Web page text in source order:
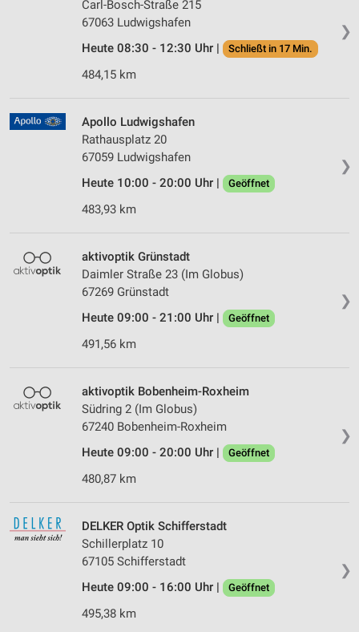
❯
Carl-Bosch-Straße 215
67063 Ludwigshafen
Heute 08:30 - 12:30 Uhr |
Schließt in 17 Min.
484,15 km
❯
Apollo Ludwigshafen
Rathausplatz 20
67059 Ludwigshafen
Heute 10:00 - 20:00 Uhr |
Geöffnet
483,93 km
❯
aktivoptik Grünstadt
Daimler Straße 23 (Im Globus)
67269 Grünstadt
Heute 09:00 - 21:00 Uhr |
Geöffnet
491,56 km
❯
aktivoptik Bobenheim-Roxheim
Südring 2 (Im Globus)
67240 Bobenheim-Roxheim
Heute 09:00 - 20:00 Uhr |
Geöffnet
480,87 km
❯
DELKER Optik Schifferstadt
Schillerplatz 10
67105 Schifferstadt
Heute 09:00 - 16:00 Uhr |
Geöffnet
495,38 km